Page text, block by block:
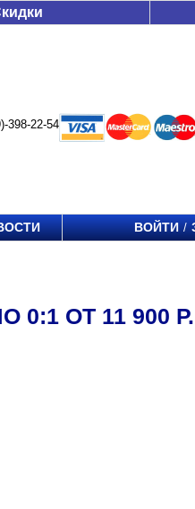
398-22-54
ВОЙТИ /
0:1 ОТ 11 900 Р.